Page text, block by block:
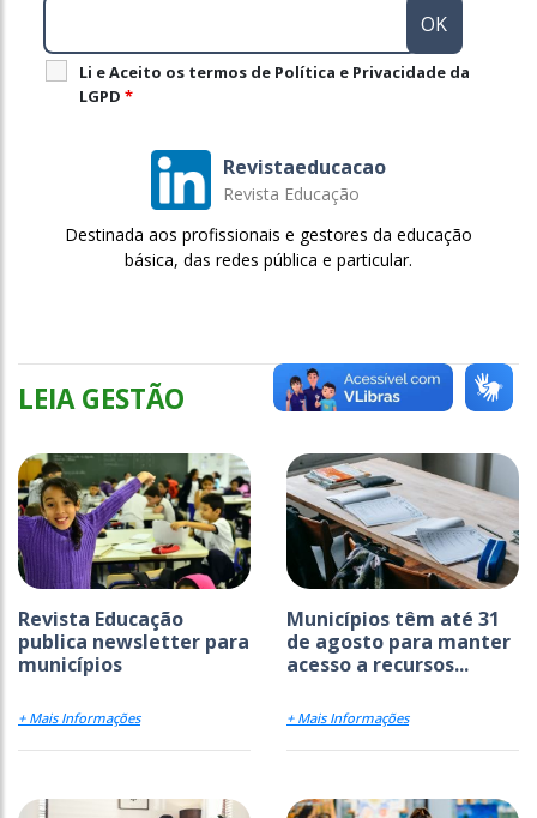
Li e Aceito os termos de Política e Privacidade da
LGPD *
Revistaeducacao
Revista Educação
Destinada aos profissionais e gestores da educação
básica, das redes pública e particular.
LEIA GESTÃO
Revista Educação
publica newsletter para
municípios
+ Mais Informações
Municípios têm até 31
de agosto para manter
acesso a recursos...
+ Mais Informações